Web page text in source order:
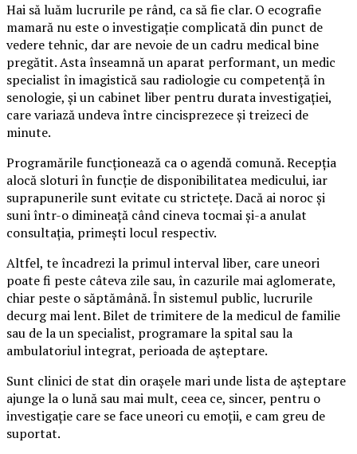
Hai să luăm lucrurile pe rând, ca să fie clar. O ecografie
mamară nu este o investigație complicată din punct de
vedere tehnic, dar are nevoie de un cadru medical bine
pregătit. Asta înseamnă un aparat performant, un medic
specialist în imagistică sau radiologie cu competență în
senologie, și un cabinet liber pentru durata investigației,
care variază undeva între cincisprezece și treizeci de
minute.
Programările funcționează ca o agendă comună. Recepția
alocă sloturi în funcție de disponibilitatea medicului, iar
suprapunerile sunt evitate cu strictețe. Dacă ai noroc și
suni într-o dimineață când cineva tocmai și-a anulat
consultația, primești locul respectiv.
Altfel, te încadrezi la primul interval liber, care uneori
poate fi peste câteva zile sau, în cazurile mai aglomerate,
chiar peste o săptămână. În sistemul public, lucrurile
decurg mai lent. Bilet de trimitere de la medicul de familie
sau de la un specialist, programare la spital sau la
ambulatoriul integrat, perioada de așteptare.
Sunt clinici de stat din orașele mari unde lista de așteptare
ajunge la o lună sau mai mult, ceea ce, sincer, pentru o
investigație care se face uneori cu emoții, e cam greu de
suportat.